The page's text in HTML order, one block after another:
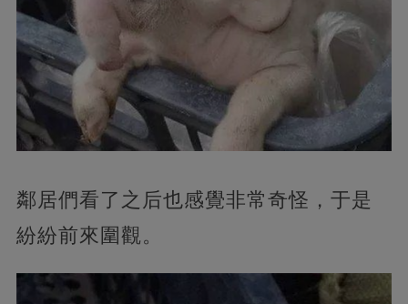
鄰居們看了之后也感覺非常奇怪，于是
紛紛前來圍觀。